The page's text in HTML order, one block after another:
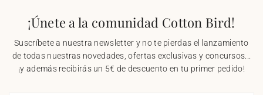
¡Únete a la comunidad Cotton Bird!
Suscríbete a nuestra newsletter y no te pierdas el lanzamiento
de todas nuestras novedades, ofertas exclusivas y concursos...
¡y además recibirás un 5€ de descuento en tu primer pedido!